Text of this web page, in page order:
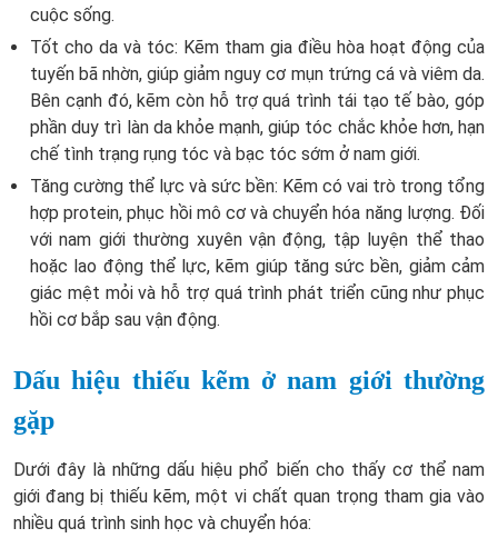
cuộc sống.
Tốt cho da và tóc: Kẽm tham gia điều hòa hoạt động của
tuyến bã nhờn, giúp giảm nguy cơ mụn trứng cá và viêm da.
Bên cạnh đó, kẽm còn hỗ trợ quá trình tái tạo tế bào, góp
phần duy trì làn da khỏe mạnh, giúp tóc chắc khỏe hơn, hạn
chế tình trạng rụng tóc và bạc tóc sớm ở nam giới.
Tăng cường thể lực và sức bền: Kẽm có vai trò trong tổng
hợp protein, phục hồi mô cơ và chuyển hóa năng lượng. Đối
với nam giới thường xuyên vận động, tập luyện thể thao
hoặc lao động thể lực, kẽm giúp tăng sức bền, giảm cảm
giác mệt mỏi và hỗ trợ quá trình phát triển cũng như phục
hồi cơ bắp sau vận động.
Dấu hiệu thiếu kẽm ở nam giới thường
gặp
Dưới đây là những dấu hiệu phổ biến cho thấy cơ thể nam
giới đang bị thiếu kẽm, một vi chất quan trọng tham gia vào
nhiều quá trình sinh học và chuyển hóa: